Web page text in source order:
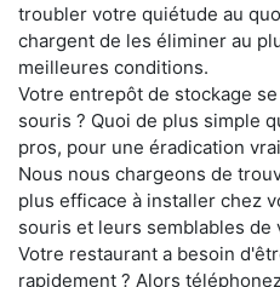
troubler votre quiétude au
chargent de les éliminer au
meilleures conditions.
Votre entrepôt de stockage
souris ? Quoi de plus simple
pros, pour une éradication
Nous nous chargeons de
plus efficace à installer chez
souris et leurs semblables de
Votre restaurant a besoin
rapidement ? Alors